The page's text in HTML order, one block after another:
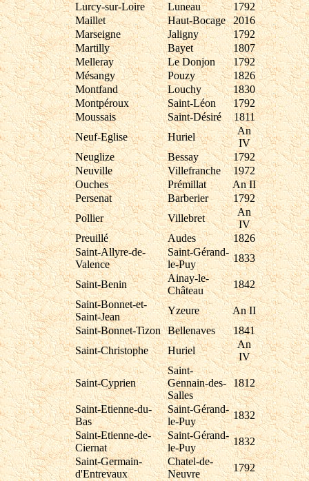
Lurcy-sur-Loire
Luneau
1792
Maillet
Haut-Bocage
2016
Marseigne
Jaligny
1792
Martilly
Bayet
1807
Melleray
Le Donjon
1792
Mésangy
Pouzy
1826
Montfand
Louchy
1830
Montpéroux
Saint-Léon
1792
Moussais
Saint-Désiré
1811
Neuf-Eglise
Huriel
An
IV
Neuglize
Bessay
1792
Neuville
Villefranche
1972
Ouches
Prémillat
An II
Persenat
Barberier
1792
Pollier
Villebret
An
IV
Preuillé
Audes
1826
Saint-Allyre-de-
Valence
Saint-Gérand-
le-Puy
1833
Saint-Benin
Ainay-le-
Château
1842
Saint-Bonnet-et-
Saint-Jean
Yzeure
An II
Saint-Bonnet-Tizon
Bellenaves
1841
Saint-Christophe
Huriel
An
IV
Saint-Cyprien
Saint-
Gennain-des-
Salles
1812
Saint-Etienne-du-
Bas
Saint-Gérand-
le-Puy
1832
Saint-Etienne-de-
Ciernat
Saint-Gérand-
le-Puy
1832
Saint-Germain-
d'Entrevaux
Chatel-de-
Neuvre
1792